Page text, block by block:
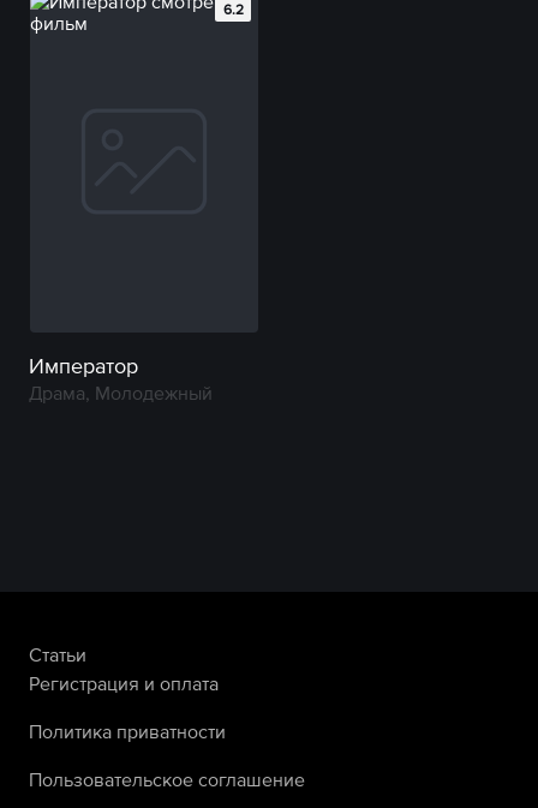
6.2
Император
Драма, Молодежный
Статьи
Регистрация и оплата
Политика приватности
Пользовательское соглашение